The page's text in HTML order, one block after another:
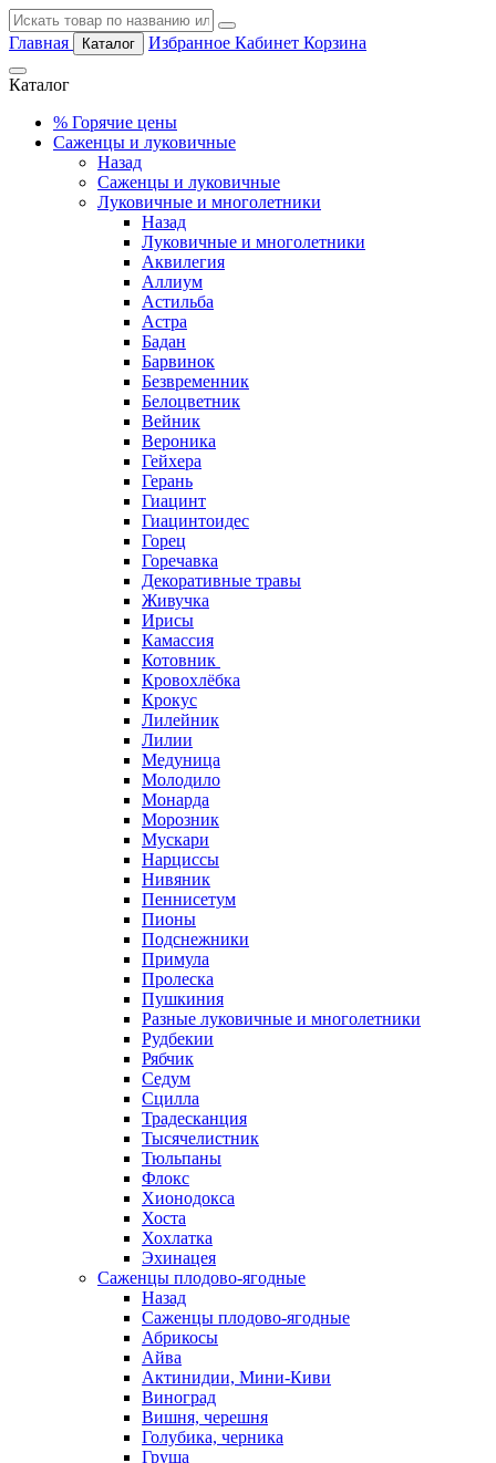
Главная Каталог Избранное Кабинет Корзина
Каталог
% Горячие цены
Саженцы и луковичные
Назад
Саженцы и луковичные
Луковичные и многолетники
Назад
Луковичные и многолетники
Аквилегия
Аллиум
Астильба
Астра
Бадан
Барвинок
Безвременник
Белоцветник
Вейник
Вероника
Гейхера
Герань
Гиацинт
Гиацинтоидес
Горец
Горечавка
Декоративные травы
Живучка
Ирисы
Камассия
Котовник
Кровохлёбка
Крокус
Лилейник
Лилии
Медуница
Молодило
Монарда
Морозник
Мускари
Нарциссы
Нивяник
Пеннисетум
Пионы
Подснежники
Примула
Пролеска
Пушкиния
Разные луковичные и многолетники
Рудбекии
Рябчик
Седум
Сцилла
Традесканция
Тысячелистник
Тюльпаны
Флокс
Хионодокса
Хоста
Хохлатка
Эхинацея
Саженцы плодово-ягодные
Назад
Саженцы плодово-ягодные
Абрикосы
Айва
Актинидии, Мини-Киви
Виноград
Вишня, черешня
Голубика, черника
Груша